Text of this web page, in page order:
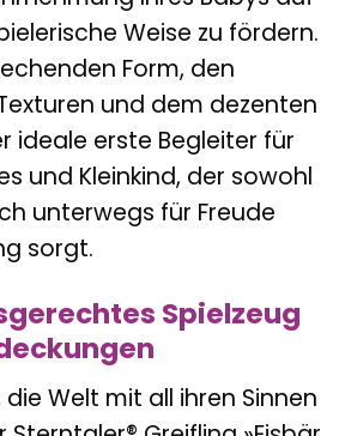
Weise zu fördern.
Form, den
und dem dezenten
ideale erste Begleiter für
und Kleinkind, der sowohl
unterwegs für Freude
sorgt.
Spielzeug
Welt mit all ihren Sinnen